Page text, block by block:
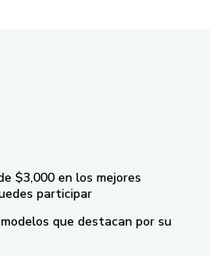
$3,000 en los mejores
participar
que destacan por su